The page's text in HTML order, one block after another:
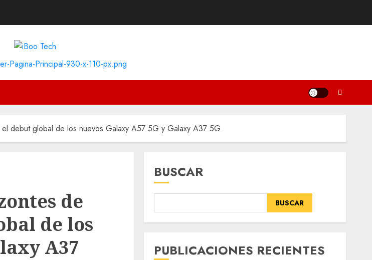
debut global de los nuevos Galaxy A57 5G y Galaxy A37 5G
de
de los
A37
BUSCAR
BUSCAR
PUBLICACIONES RECIENTES